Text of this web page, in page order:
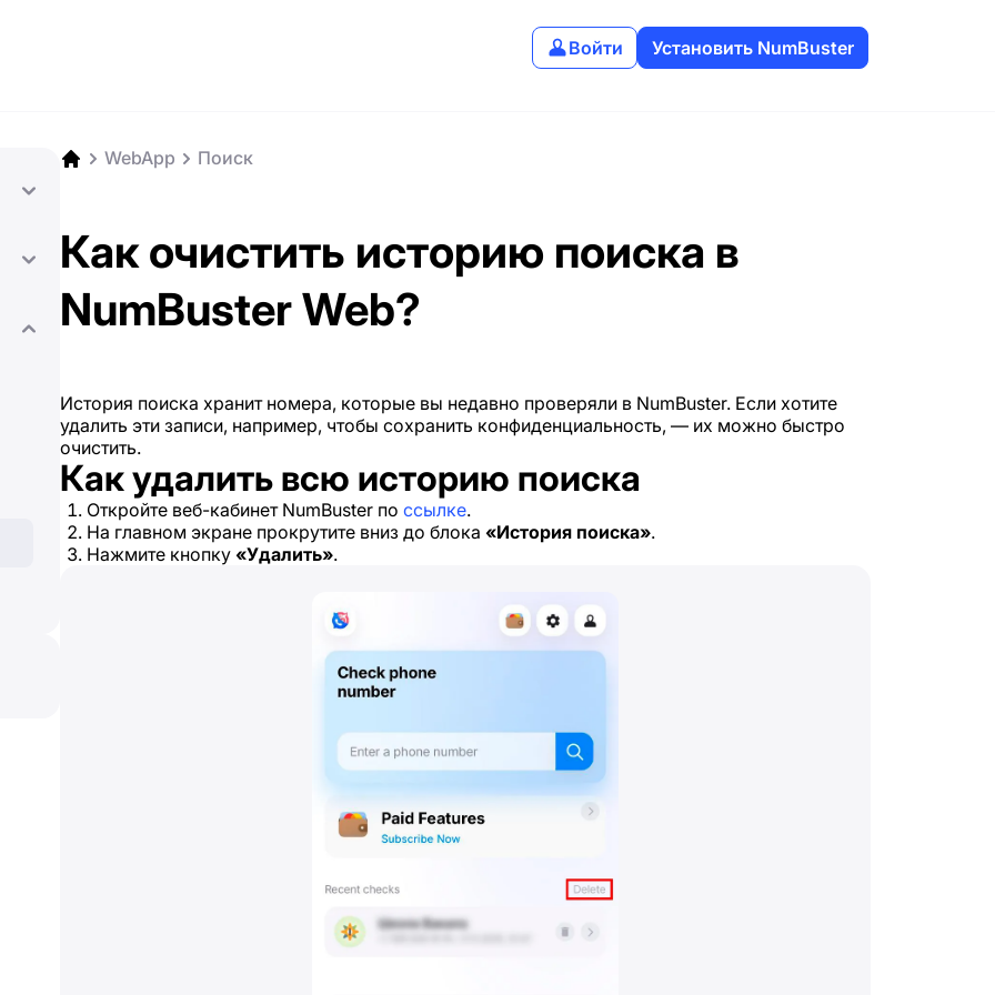
Войти Установить NumBuster
WebApp Поиск
Как очистить историю поиска в
NumBuster Web?
История поиска хранит номера, которые вы недавно проверяли в NumBuster. Если хотите
удалить эти записи, например, чтобы сохранить конфиденциальность, — их можно быстро
очистить.
Как удалить всю историю поиска
Откройте веб-кабинет NumBuster по ссылке.
На главном экране прокрутите вниз до блока «История поиска».
Нажмите кнопку «Удалить».